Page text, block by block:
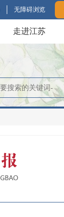
无障碍浏览
走进江苏